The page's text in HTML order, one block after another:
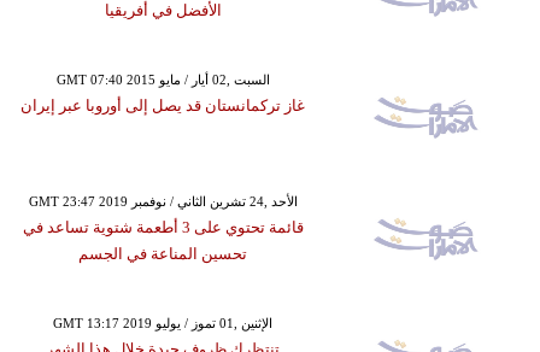
الأفضل في أفريقيا
GMT 07:40 2015 السبت ,02 أيار / مايو
غاز تركمانستان قد يصل إلى أوروبا عبر إيران
GMT 23:47 2019 الأحد ,24 تشرين الثاني / نوفمبر
قائمة تحتوي على 3 أطعمة شتوية تساعد في
تحسين المناعة في الجسم
GMT 13:17 2019 الإثنين ,01 تموز / يوليو